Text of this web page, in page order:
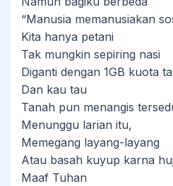
“Manusia memanusiakan
Kita hanya petani
Tak mungkin sepiring nasi
Diganti dengan 1GB kuota
Dan kau tau
Tanah pun menangis
Menunggu larian itu,
Memegang layang-layang
Atau basah kuyup karna
Maaf Tuhan